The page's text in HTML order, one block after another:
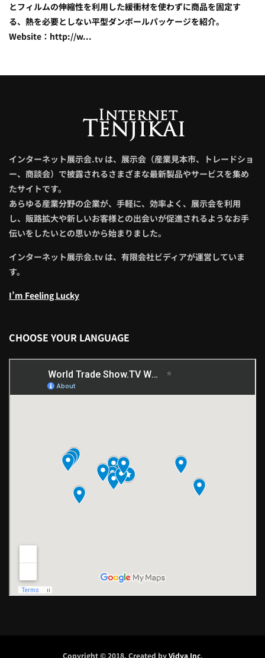
とフィルムの伸縮性を利用した緩衝材を使わずに商品を固定す
る、熱を必要としない平型ダンボールパッケージを紹介。
Website：http://w...
インターネット展示会.tv は、展示会（産業見本市、トレードショ
ー、商談会）で披露されるさまざまな最新製品やサービスを集め
たサイトです。
あらゆる産業分野の企業が、手軽に、効率よく、展示会を利用
し、販路拡大や新しいお客様との出会いが促進されるようなお手
伝いをしたいとの思いから始まりました。
インターネット展示会.tv は、有限会社ビディアが運営していま
す。
I’m Feeling Lucky
CHOOSE YOUR LANGUAGE
Copyright © 2018. Created byVidya Inc.